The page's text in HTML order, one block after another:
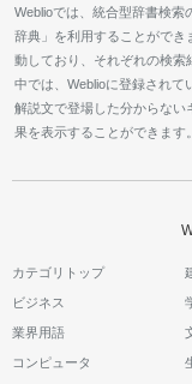
Weblioでは、統合型辞書検
辞典」を利用することができ
動しており、それぞれの検索
中では、Weblioに登録されて
解説文で登場した分からない
果を表示することができます。
カテゴリトップ
ビジネス
業界用語
コンピュータ